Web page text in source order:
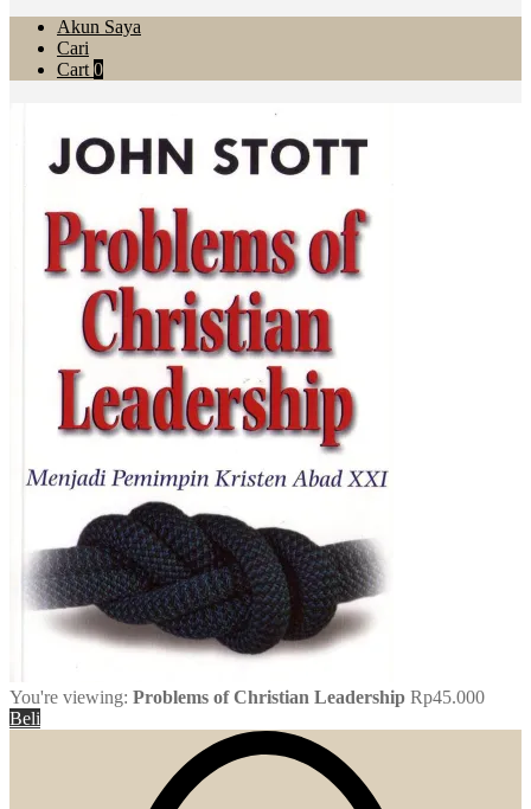
Akun Saya
Cari
Cart 0
You're viewing: Problems of Christian Leadership Rp45.000
Beli